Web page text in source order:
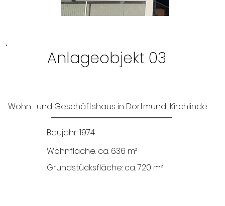
Anlageobjekt 03
Wohn- und Geschäftshaus in Dortmund-Kirchlinde
Baujahr: 1974
Wohnfläche: ca. 636 m²
Grundstücksfläche: ca. 720 m²